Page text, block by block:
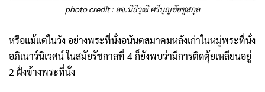
photo credit : อจ.นิธิวุฒิ ศรีบุญชัยชูสกุล
หรือแม้แต่ในวัง อย่างพระที่นั่งอนันตสมาคมหลังเก่าในหมู่พระที่นั่ง
อภิเนาว์นิเวศน์ ในสมัยรัชกาลที่ 4 ก็ยังพบว่ามีการติดตุ้ยเหลียนอยู่
2 ฝั่งข้างพระที่นั่ง